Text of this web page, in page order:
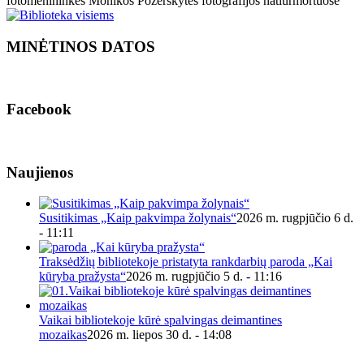
MINĖTINOS DATOS
Facebook
Naujienos
Susitikimas „Kaip pakvimpa žolynais“2026 m. rugpjūčio 6 d.
- 11:11
Traksėdžių bibliotekoje pristatyta rankdarbių paroda „Kai
kūryba pražysta“2026 m. rugpjūčio 5 d. - 11:16
Vaikai bibliotekoje kūrė spalvingas deimantines
mozaikas2026 m. liepos 30 d. - 14:08